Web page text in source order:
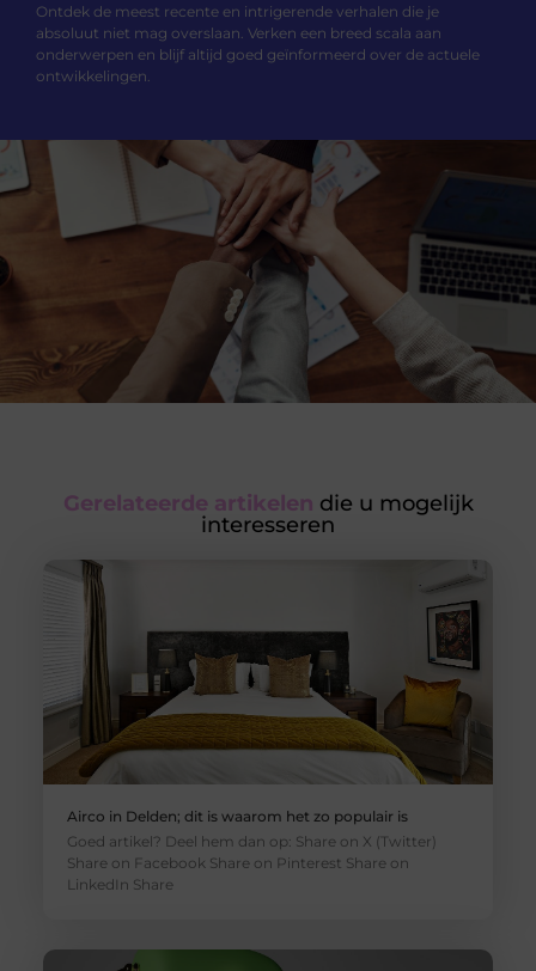
Ontdek de meest recente en intrigerende verhalen die je
absoluut niet mag overslaan. Verken een breed scala aan
onderwerpen en blijf altijd goed geïnformeerd over de actuele
ontwikkelingen.
Gerelateerde artikelen die u mogelijk
interesseren
Airco in Delden; dit is waarom het zo populair is
Goed artikel? Deel hem dan op: Share on X (Twitter)
Share on Facebook Share on Pinterest Share on
LinkedIn Share